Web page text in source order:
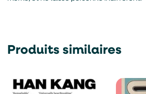
Produits similaires